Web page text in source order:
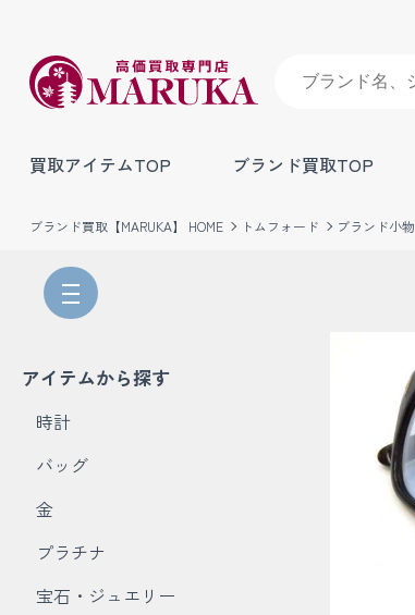
買取アイテムTOP ブランド買取TOP
ブランド買取【MARUKA】 HOME トムフォード ブランド小物
アイテムから探す
時計
バッグ
金
プラチナ
宝石・ジュエリー